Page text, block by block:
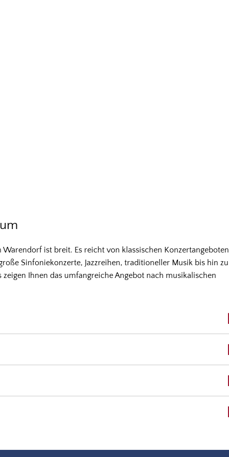
ist breit. Es reicht von klassischen Konzertangeboten
Sinfoniekonzerte, Jazzreihen, traditioneller Musik bis hin zu
Ihnen das umfangreiche Angebot nach musikalischen